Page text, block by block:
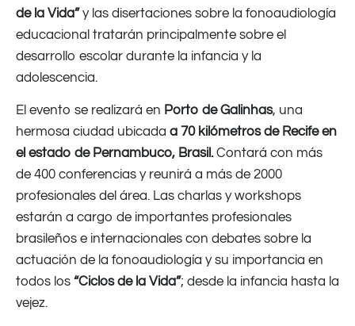
de la Vida”y las disertaciones sobre la fonoaudiología
educacional tratarán principalmente sobre el
desarrollo escolar durante la infancia y la
adolescencia.
El evento se realizará en Porto de Galinhas, una
hermosa ciudad ubicada a 70 kilómetros de Recife en
el estado de Pernambuco, Brasil.Contará con más
de 400 conferencias y reunirá a más de 2000
profesionales del área. Las charlas y workshops
estarán a cargo de importantes profesionales
brasileños e internacionales con debates sobre la
actuación de la fonoaudiología y su importancia en
todos los “Ciclos de la Vida”; desde la infancia hasta la
vejez.